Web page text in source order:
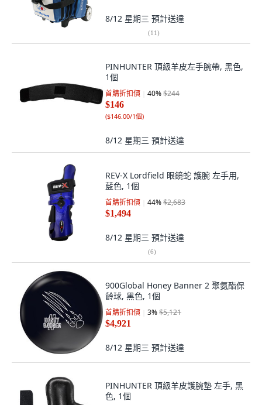
8/12 星期三 預計送達
(11)
PINHUNTER 頂級羊皮左手腕帶, 黑色,
1個
首購折扣價 40%$244
$146
($146.00/1個)
8/12 星期三 預計送達
REV-X Lordfield 眼鏡蛇 護腕 左手用,
藍色, 1個
首購折扣價 44%$2,683
$1,494
8/12 星期三 預計送達
(6)
900Global Honey Banner 2 聚氨酯保
齡球, 黑色, 1個
首購折扣價 3%$5,121
$4,921
8/12 星期三 預計送達
PINHUNTER 頂級羊皮護腕墊 左手, 黑
色, 1個